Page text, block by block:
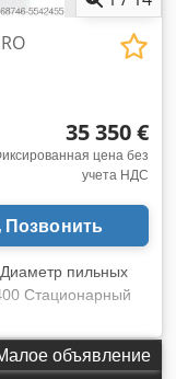
35 350 €
цена без
учета НДС
Позвонить
пильных
Стационарный
ножа мм 54 x
5380 Мощность
опилок Nr. 2 Ø 120
объявление